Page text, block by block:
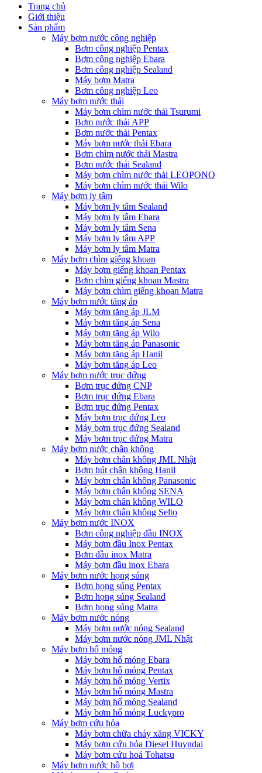
Trang chủ
Giới thiệu
Sản phẩm
Máy bơm nước công nghiệp
Bơm công nghiệp Pentax
Bơm công nghiệp Ebara
Bơm công nghiệp Sealand
Máy bơm Matra
Bơm công nghiệp Leo
Máy bơm nước thải
Máy bơm chìm nước thải Tsurumi
Bơm nước thải APP
Bơm nước thải Pentax
Máy bơm nước thải Ebara
Bơm chìm nước thải Mastra
Bơm nước thải Sealand
Máy bơm chìm nước thải LEOPONO
Máy bơm chìm nước thải Wilo
Máy bơm ly tâm
Máy bơm ly tâm Sealand
Máy bơm ly tâm Ebara
Máy bơm ly tâm Sena
Máy bơm ly tâm APP
Máy bơm ly tâm Matra
Máy bơm chìm giếng khoan
Máy bơm giếng khoan Pentax
Bơm chìm giếng khoan Mastra
Máy bơm chìm giếng khoan Matra
Máy bơm nước tăng áp
Máy bơm tăng áp JLM
Máy bơm tăng áp Sena
Máy bơm tăng áp Wilo
Máy bơm tăng áp Panasonic
Máy bơm tăng áp Hanil
Máy bơm tăng áp Leo
Máy bơm nước trục đứng
Bơm trục đứng CNP
Bơm trục đứng Ebara
Bơm trục đứng Pentax
Máy bơm trục đứng Leo
Máy bơm trục đứng Sealand
Máy bơm trục đứng Matra
Máy bơm nước chân không
Máy bơm chân không JML Nhật
Bơm hút chân không Hanil
Máy bơm chân không Panasonic
Máy bơm chân không SENA
Máy bơm chân không WILO
Máy bơm chân không Selto
Máy bơm nước INOX
Bơm công nghiệp đầu INOX
Máy bơm đầu Inox Pentax
Bơm đầu inox Matra
Máy bơm đầu inox Ebara
Máy bơm nước họng súng
Bơm họng súng Pentax
Bơm họng súng Sealand
Bơm họng súng Matra
Máy bơm nước nóng
Máy bơm nước nóng Sealand
Máy bơm nước nóng JML Nhật
Máy bơm hố móng
Máy bơm hố móng Ebara
Máy bơm hố móng Pentax
Máy bơm hố móng Vertix
Máy bơm hố móng Mastra
Máy bơm hố móng Sealand
Máy bơm hố móng Luckypro
Máy bơm cứu hỏa
Máy bơm chữa cháy xăng VICKY
Máy bơm cứu hỏa Diesel Huyndai
Máy bơm cứu hoả Tohatsu
Máy bơm nước hồ bơi